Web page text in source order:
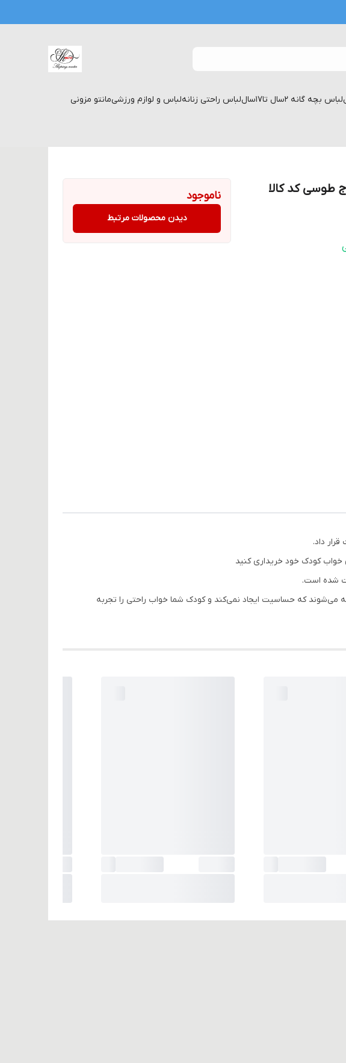
لباس بچه گانه 2سال تا۱۷سال لباس راحتی زنانهلباس و لوازم ورزشیمانتو مزونی
کد کالا
ناموجود
دیدن محصولات مرتبط
داد.
کودک خود خریداری کنید
شده است.
که حساسیت ایجاد نمی‌کند و کودک شما خواب راحتی را تجربه